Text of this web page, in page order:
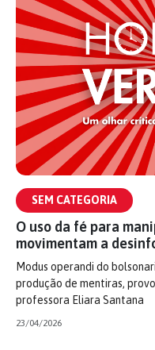
SEM CATEGORIA
O uso da fé para
movimentam a
Modus operandi do
produção de mentiras,
professora Eliara Santana
23/04/2026